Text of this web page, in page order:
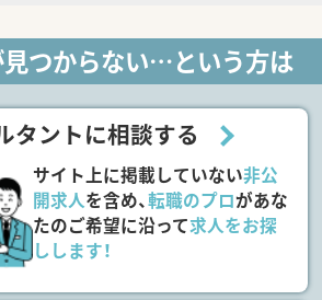
つからない…という方は
タントに相談する
サイト上に掲載していない非公
開求人を含め、転職のプロがあな
たのご希望に沿って求人をお探
しします！